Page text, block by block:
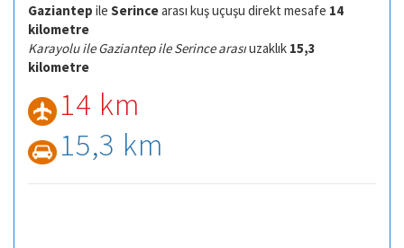
Gaziantep ile Serincearası kuş uçuşu direkt mesafe 14
kilometre
Karayolu ile Gaziantep ile Serince arasıuzaklık 15,3
kilometre
14 km
15,3 km